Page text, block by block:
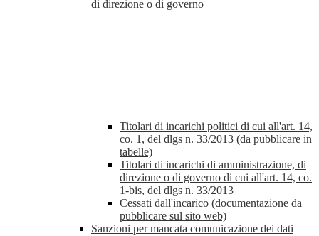
di direzione o di governo
Titolari di incarichi politici di cui all'art. 14,
co. 1, del dlgs n. 33/2013 (da pubblicare in
tabelle)
Titolari di incarichi di amministrazione, di
direzione o di governo di cui all'art. 14, co.
1-bis, del dlgs n. 33/2013
Cessati dall'incarico (documentazione da
pubblicare sul sito web)
Sanzioni per mancata comunicazione dei dati